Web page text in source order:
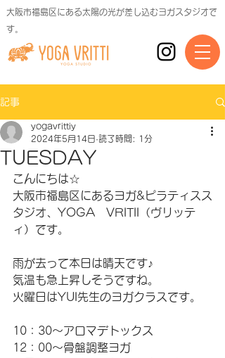
大阪市福島区にある太陽の光が差し込むヨガスタジオで
す。
記事
TUESDAY
yogavrittiy
2024年5月14日 読了時間: 1分
こんにちは☆
大阪市福島区にあるヨガ&ピラティスス
タジオ、YOGA　VRITII（ヴリッテ
ィ）です。
雨が去って本日は晴天です♪
気温も急上昇しそうですね。
火曜日はYUI先生のヨガクラスです。
10：30～アロマデトックス
12：00～骨盤調整ヨガ